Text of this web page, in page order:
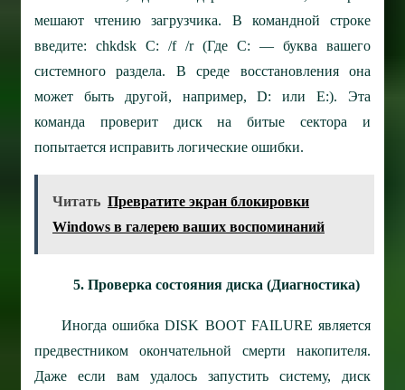
мешают чтению загрузчика. В командной строке
введите: chkdsk C: /f /r (Где С: — буква вашего
системного раздела. В среде восстановления она
может быть другой, например, D: или E:). Эта
команда проверит диск на битые сектора и
попытается исправить логические ошибки.
Читать Превратите экран блокировки
Windows в галерею ваших воспоминаний
5. Проверка состояния диска (Диагностика)
Иногда ошибка DISK BOOT FAILURE является
предвестником окончательной смерти накопителя.
Даже если вам удалось запустить систему, диск